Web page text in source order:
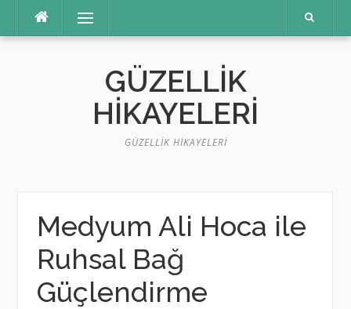
Menü
GÜZELLIK
HIKAYELERI
GÜZELLIK HIKAYELERI
Medyum Ali Hoca ile
Ruhsal Bağ
Güçlendirme